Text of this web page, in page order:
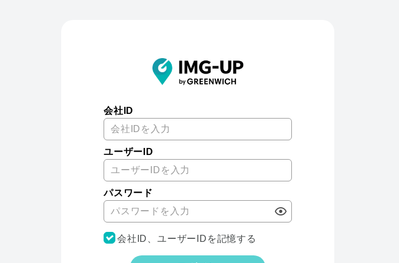
会社ID
ユーザーID
パスワード
会社ID、ユーザーIDを記憶する